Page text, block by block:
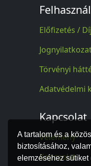
A tartalom és a
biztosításához,
elemzéséhez
Előfizetés /
Törvényi
Adatvédelmi
Kapcsolat
Vélemény
Kapcsolat